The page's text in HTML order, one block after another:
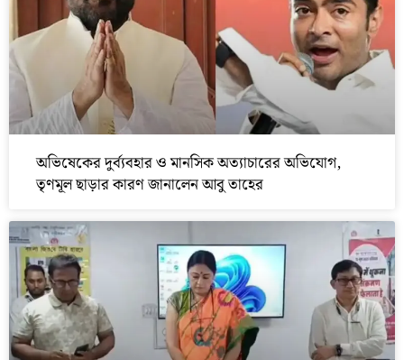
অভিষেকের দুর্ব্যবহার ও মানসিক অত্যাচারের অভিযোগ,
তৃণমূল ছাড়ার কারণ জানালেন আবু তাহের